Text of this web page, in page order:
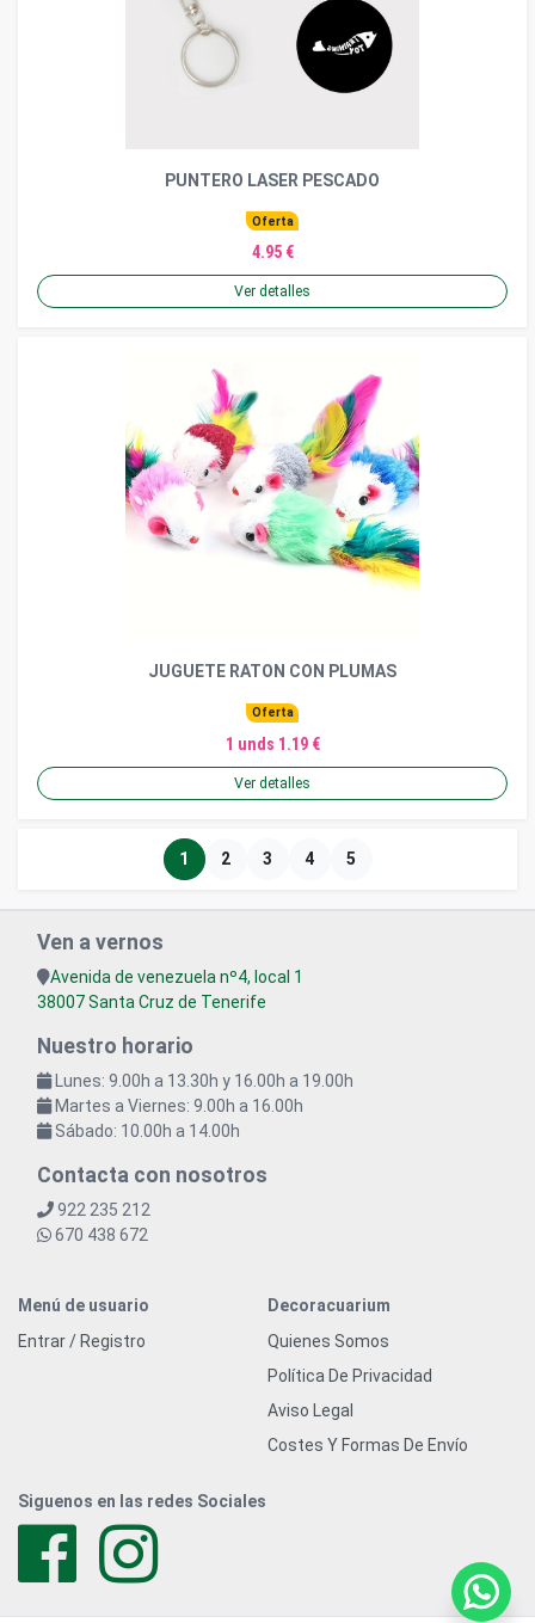
PUNTERO LASER PESCADO
Oferta
4.95 €
Ver detalles
JUGUETE RATON CON PLUMAS
Oferta
1 unds 1.19 €
Ver detalles
1 2 3 4 5
Ven a vernos
Avenida de venezuela nº4, local 1
38007 Santa Cruz de Tenerife
Nuestro horario
Lunes: 9.00h a 13.30h y 16.00h a 19.00h
Martes a Viernes: 9.00h a 16.00h
Sábado: 10.00h a 14.00h
Contacta con nosotros
922 235 212
670 438 672
Menú de usuario
Entrar / Registro
Decoracuarium
Quienes Somos
Política De Privacidad
Aviso Legal
Costes Y Formas De Envío
Siguenos en las redes Sociales